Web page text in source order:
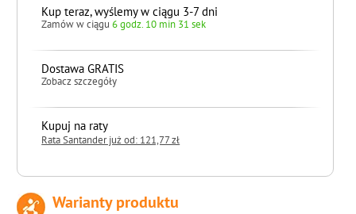
Kup teraz, wyślemy w ciągu 3-7 dni
Zamów w ciągu6 godz. 10 min 29 sek
Dostawa GRATIS
Zobacz szczegóły
Kupuj na raty
Rata Santander już od: 121,77 zł
do koszyka
Warianty produktu